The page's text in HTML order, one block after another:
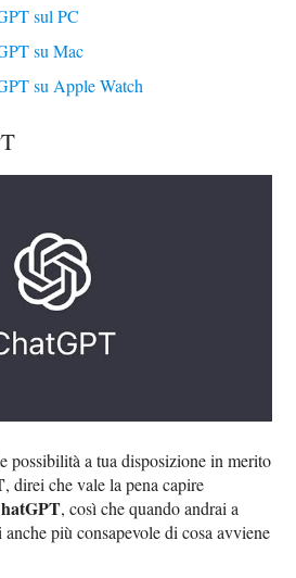
sul PC
su Mac
su Apple Watch
possibilità a tua disposizione in merito
, direi che vale la pena capire
, così che quando andrai a
più consapevole di cosa avviene